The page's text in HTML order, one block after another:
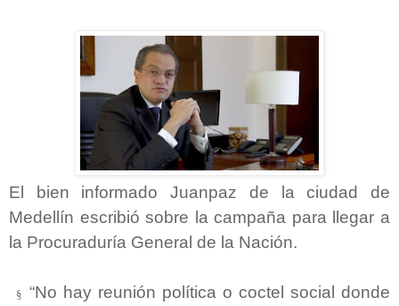
El bien informado Juanpaz de la ciudad de
Medellín escribió sobre la campaña para llegar a
la Procuraduría General de la Nación.
§ “No hay reunión política o coctel social donde